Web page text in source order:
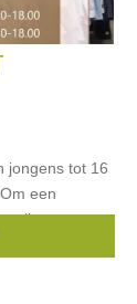
jongens tot 16
een